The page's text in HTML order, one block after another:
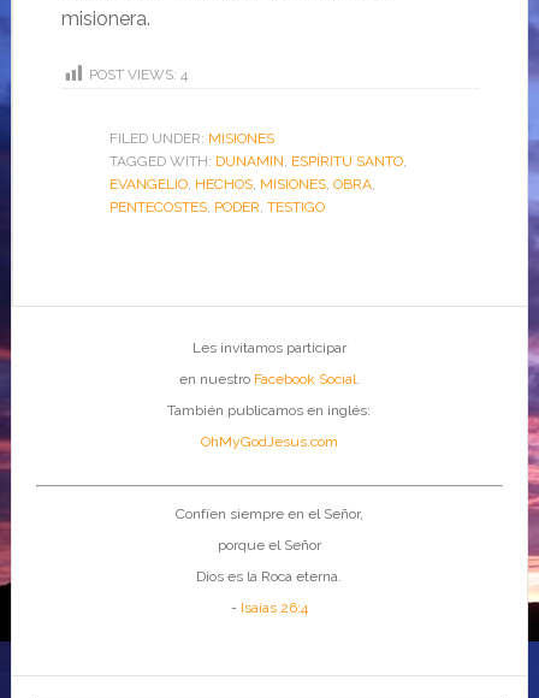
misionera.
POST VIEWS: 4
FILED UNDER: MISIONES
TAGGED WITH: DUNAMIN, ESPÍRITU SANTO,
EVANGELIO, HECHOS, MISIONES, OBRA,
PENTECOSTES, PODER, TESTIGO
Les invitamos participar
en nuestro Facebook Social.
También publicamos en inglés:
OhMyGodJesus.com
Confíen siempre en el Señor,
porque el Señor
Dios es la Roca eterna.
- Isaías 26:4